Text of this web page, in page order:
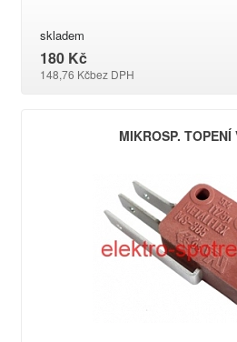
skladem
180 Kč
148,76 Kčbez DPH
MIKROSP. TOPENÍ